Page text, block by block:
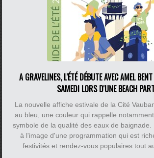
A GRAVELINES, L'ÉTÉ DÉBUTE AVEC AMEL
SAMEDI LORS D'UNE BEACH
La nouvelle affiche estivale de la Cité
au bleu, une couleur qui rappelle notamment
symbole de la qualité des eaux de baignade.
à l'image d'une programmation qui est
festivités et rendez-vous populaires tout